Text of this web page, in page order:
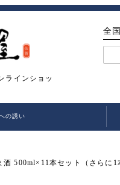
ラインショッ
全
の誘い
酒 500ml×11本セット（さらに